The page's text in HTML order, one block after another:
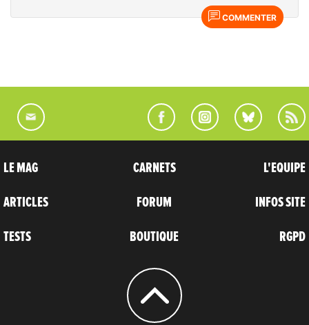
COMMENTER
LE MAG
ARTICLES
TESTS
CARNETS
FORUM
BOUTIQUE
L'EQUIPE
INFOS SITE
RGPD